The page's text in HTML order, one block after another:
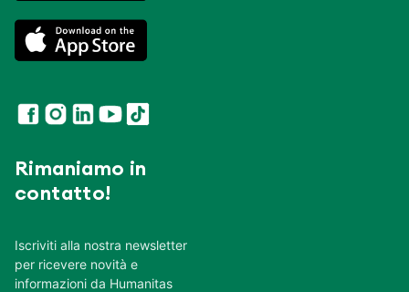
Rimaniamo in
contatto!
Iscriviti alla nostra newsletter
per ricevere novità e
informazioni da Humanitas